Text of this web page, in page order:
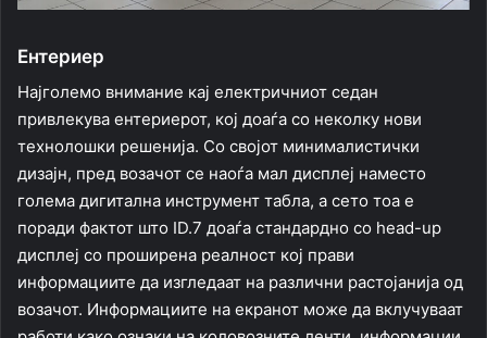
Ентериер
Најголемо внимание кај електричниот седан
привлекува ентериерот, кој доаѓа со неколку нови
технолошки решенија. Со својот минималистички
дизајн, пред возачот се наоѓа мал дисплеј наместо
голема дигитална инструмент табла, а сето тоа е
поради фактот што ID.7 доаѓа стандардно со head-up
дисплеј со проширена реалност кој прави
информациите да изгледаат на различни растојанија од
возачот. Информациите на екранот може да вклучуваат